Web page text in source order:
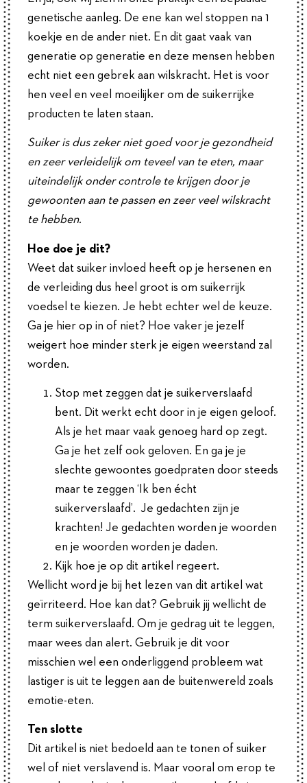
genetische aanleg. De ene kan wel stoppen na 1
koekje en de ander niet. En dit gaat vaak van
generatie op generatie en deze mensen hebben
echt niet een gebrek aan wilskracht. Het is voor
hen veel en veel moeilijker om de suikerrijke
producten te laten staan.
Suiker is dus zeker niet goed voor je gezondheid
en zeer verleidelijk om teveel van te eten, maar
uiteindelijk onder controle te krijgen door je
gewoonten aan te passen en zeer veel wilskracht
te hebben.
Hoe doe je dit?
Weet dat suiker invloed heeft op je hersenen en
de verleiding dus heel groot is om suikerrijk
voedsel te kiezen. Je hebt echter wel de keuze.
Ga je hier op in of niet? Hoe vaker je jezelf
weigert hoe minder sterk je eigen weerstand zal
worden.
Stop met zeggen dat je suikerverslaafd
bent. Dit werkt echt door in je eigen geloof.
Als je het maar vaak genoeg hard op zegt.
Ga je het zelf ook geloven. En ga je je
slechte gewoontes goedpraten door steeds
maar te zeggen ‘Ik ben écht
suikerverslaafd’. Je gedachten zijn je
krachten! Je gedachten worden je woorden
en je woorden worden je daden.
Kijk hoe je op dit artikel regeert.
Wellicht word je bij het lezen van dit artikel wat
geïrriteerd. Hoe kan dat? Gebruik jij wellicht de
term suikerverslaafd. Om je gedrag uit te leggen,
maar wees dan alert. Gebruik je dit voor
misschien wel een onderliggend probleem wat
lastiger is uit te leggen aan de buitenwereld zoals
emotie-eten.
Ten slotte
Dit artikel is niet bedoeld aan te tonen of suiker
wel of niet verslavend is. Maar vooral om erop te